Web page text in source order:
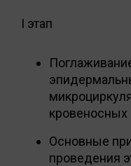
I этап
кровеносных
Основные
проведения